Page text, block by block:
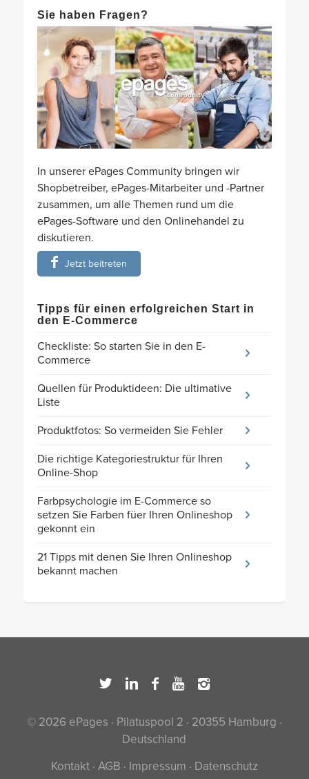
Sie haben Fragen?
In unserer ePages Community bringen wir
Shopbetreiber, ePages-Mitarbeiter und -Partner
zusammen, um alle Themen rund um die
ePages-Software und den Onlinehandel zu
diskutieren.
Jetzt beitreten
Tipps für einen erfolgreichen Start in
den E-Commerce
Checkliste: So starten Sie in den E-
Commerce
Quellen für Produktideen: Die ultimative
Liste
Produktfotos: So vermeiden Sie Fehler
Die richtige Kategoriestruktur für Ihren
Online-Shop
Farbpsychologie im E-Commerce so
setzen Sie Farben füer Ihren Onlineshop
gekonnt ein
21 Tipps mit denen Sie Ihren Onlineshop
bekannt machen
© 2026 ePages · Pilatuspool 2 · 20355 Hamburg ·
Deutschland
Kontakt· AGB · Impressum · Datenschutz